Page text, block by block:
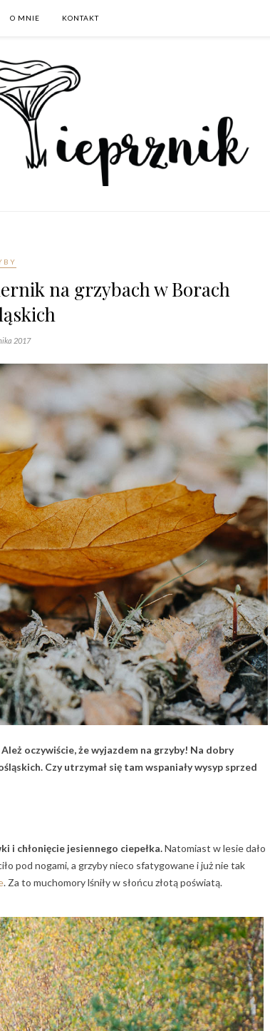
O MNIE KONTAKT
na grzybach w Borach
2017
oczywiście, że wyjazdem na grzyby! Na dobry
Czy utrzymał się tam wspaniały wysyp sprzed
i chłonięcie jesiennego ciepełka.Natomiast w lesie dało
pod nogami, a grzyby nieco sfatygowane i już nie tak
. Za to muchomory lśniły w słońcu złotą poświatą.